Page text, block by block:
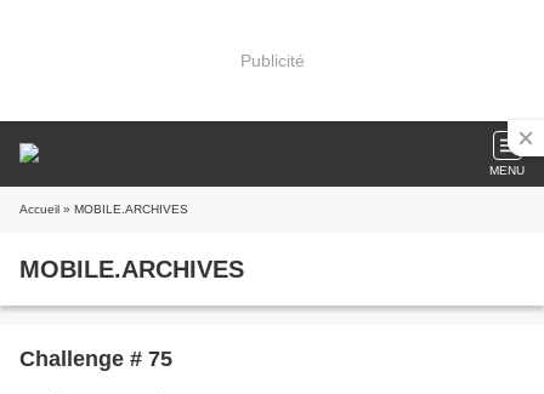
Publicité
MENU
Accueil » MOBILE.ARCHIVES
MOBILE.ARCHIVES
Challenge # 75